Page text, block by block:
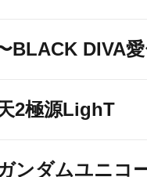
BLACK DIVA
2極源LighT
ンダムユニコ